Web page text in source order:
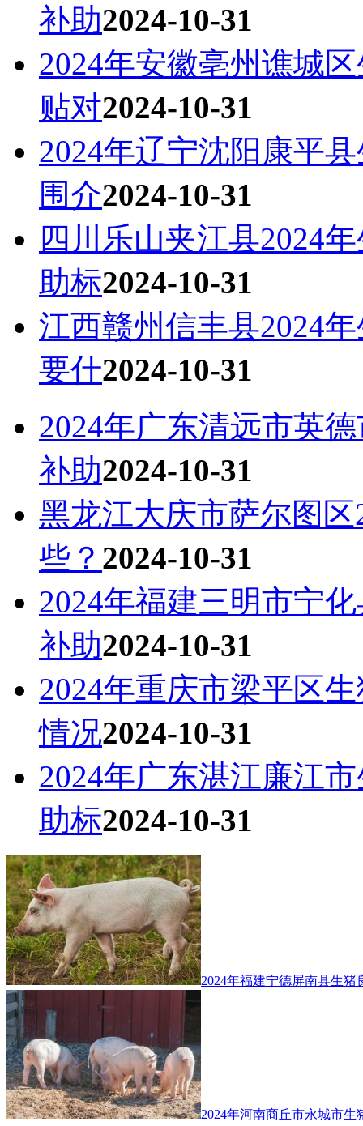
补助2024-10-31
2024年安徽亳州谯城
贴对2024-10-31
2024年辽宁沈阳康平
围介2024-10-31
四川乐山夹江县2024
助标2024-10-31
江西赣州信丰县2024
要什2024-10-31
2024年广东清远市英
补助2024-10-31
黑龙江大庆市萨尔图
些？ 2024-10-31
2024年福建三明市宁
补助2024-10-31
2024年重庆市梁平区
情况2024-10-31
2024年广东湛江廉江
助标2024-10-31
2024年福建宁德屏南县生
2024年河南商丘市永城市